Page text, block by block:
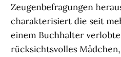
Zeugenbefragungen
charakterisiert die seit
einem Buchhalter
rücksichtsvolles